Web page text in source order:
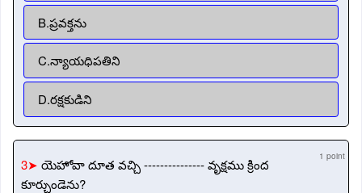
B.ప్రవక్తను
C.న్యాయధిపతిని
D.రక్షకుడిని
3➤ యెహోవా దూత వచ్చి --------------- వృక్షము క్రింద
కూర్చుండెను?
1 point